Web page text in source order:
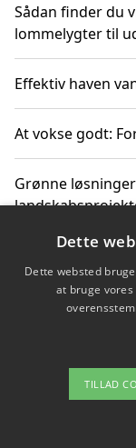
Sådan finder du
lommelygter til
Effektiv haven
At vokse godt:
Grønne
Gør haven til et
Om /
Dette
Dette websted
at bruge
TILLAD